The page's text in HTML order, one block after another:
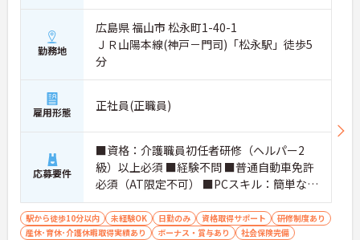
休暇制度が整っている職場です
・育児休業取得実績あり
・介護休業取得実績あり
・看護休暇取得実績あり
→ ライフステージに合わせて働きやすい環境です♪
通勤面にも配慮された職場です
・マイカー通勤可
・万能倉駅から徒歩15分
→ ご自身に合った通勤方法を選びやすい環境です♪
勤務地
広島県 福山市 松永町1-40-1
ＪＲ山陽本線(神戸－門司)「松永駅」徒歩5
分
雇用形態 正社員(正職員)
応募要件
■資格：介護職員初任者研修（ヘルパー2
級）以上必須 ■経験不問 ■普通自動車免許
必須（AT限定不可） ■PCスキル：簡単なP
Cスキル（ワード・エクセルなど）
駅から徒歩10分以内 未経験OK 日勤のみ 資格取得サポート
研修制度あり
産休･育休･介護休暇取得実績あり
ボーナス・賞与あり
社会保険完備